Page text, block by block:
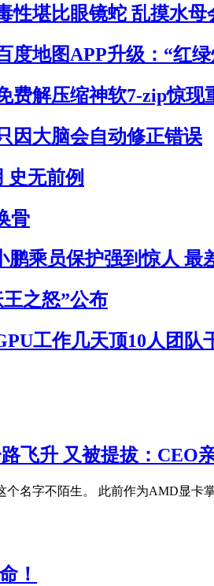
性堪比眼镜蛇 乱摸水母
度地图APP升级：“红
费解压缩神软7-zip惊现
因大脑会自动修正错误
史无前例
骨
鹏乘员保护强到惊人 最
王之怒”公布
工作几天顶10人团队
飞升 又被提拔：CEO
名字不陌生。 此前作为AMD显卡
！